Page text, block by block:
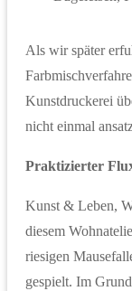
Als wir später
Kunstdruckerei
nicht einmal
Praktizierter
Kunst & Leben,
diesem
riesigen
gespielt. Im